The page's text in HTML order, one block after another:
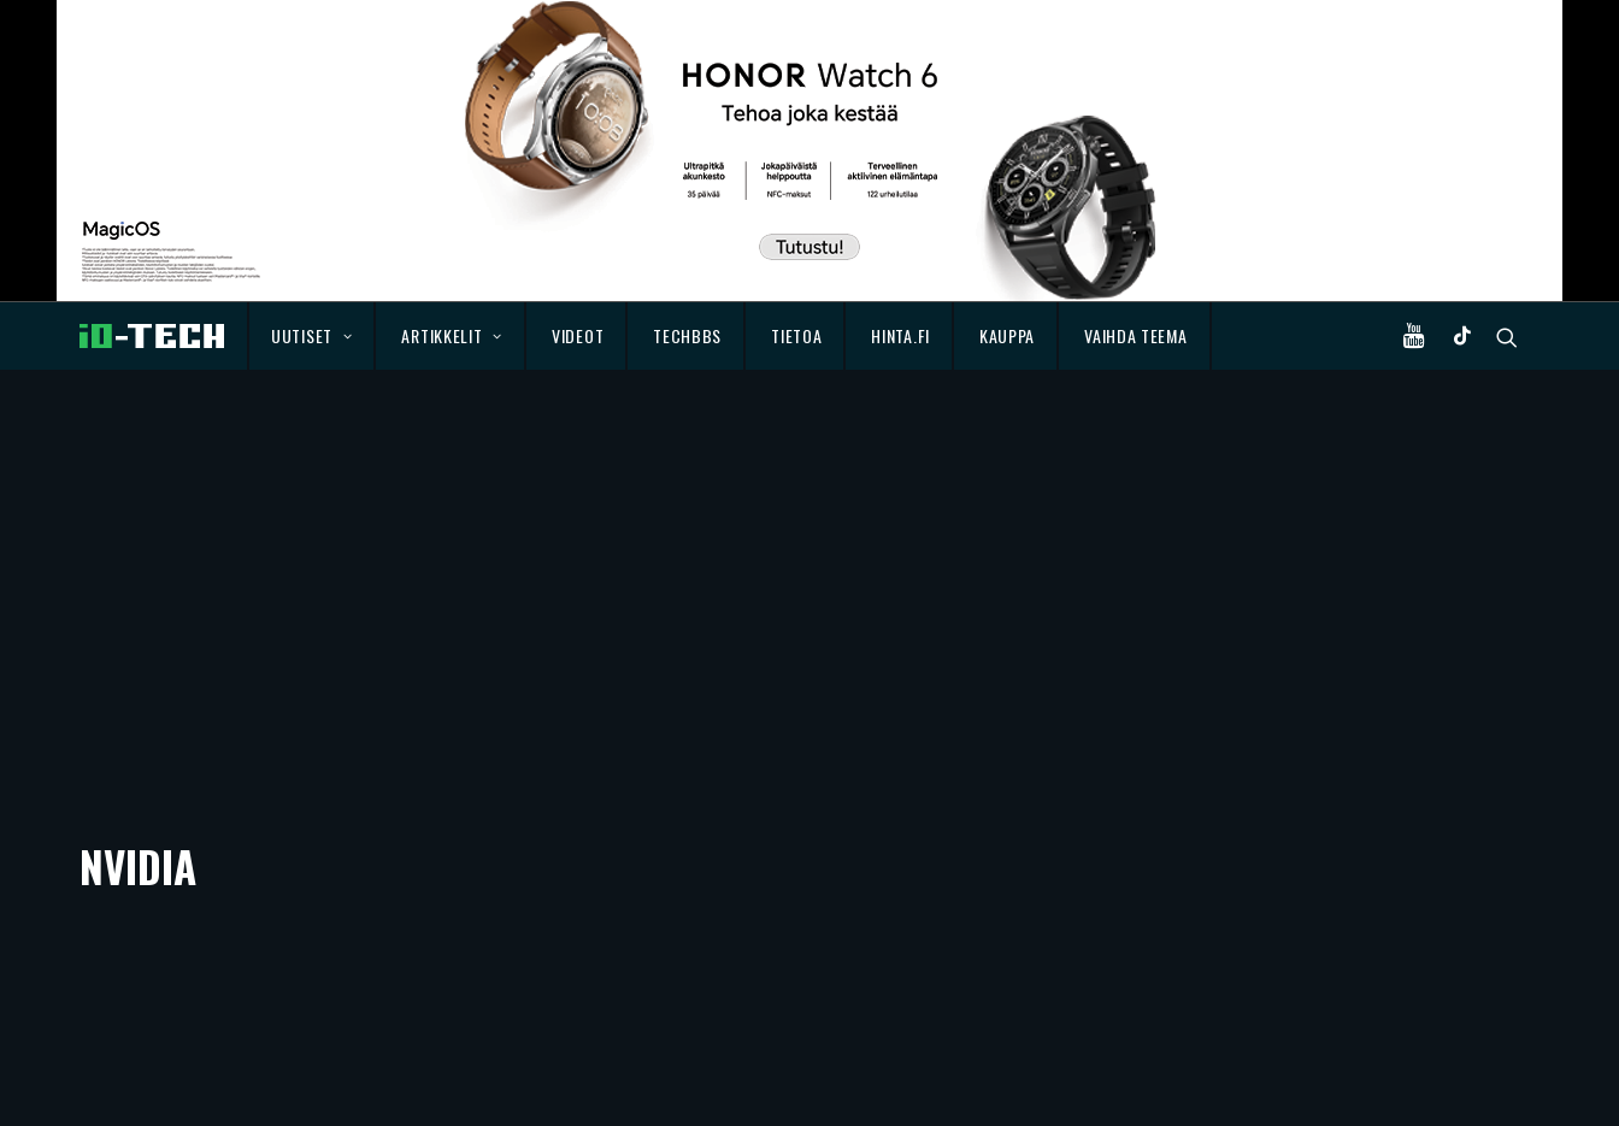
UUTISET ARTIKKELIT VIDEOT TECHBBS TIETOA HINTA.FI KAUPPA VAIHDA TEEMA
NVIDIA